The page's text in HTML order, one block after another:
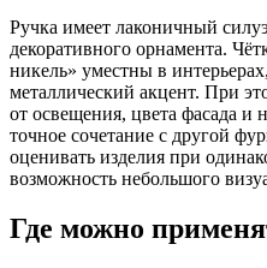
Ручка имеет лаконичный
декоративного орнамента.
никель» уместны в
металлический акцент. При
от освещения, цвета фасада и
точное сочетание с другой
оценивать изделия при
возможность небольшого
Где можно